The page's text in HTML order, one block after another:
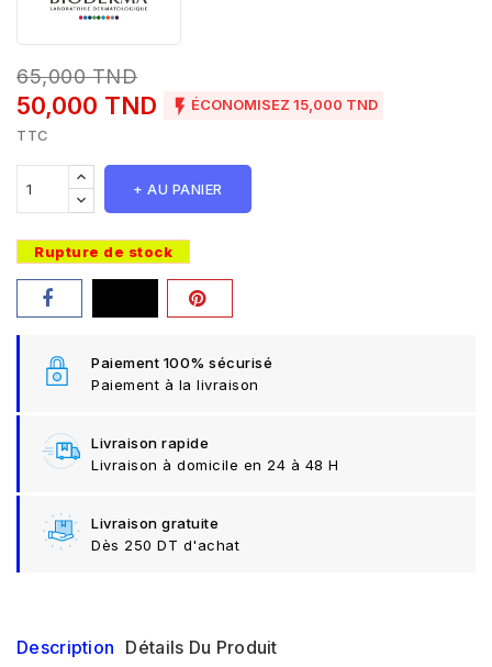
65,000 TND
50,000 TND  ÉCONOMISEZ 15,000 TND
TTC
+ AU PANIER
Rupture de stock
Paiement 100% sécurisé
Paiement à la livraison
Livraison rapide
Livraison à domicile en 24 à 48 H
Livraison gratuite
Dès 250 DT d'achat
Description Détails Du Produit